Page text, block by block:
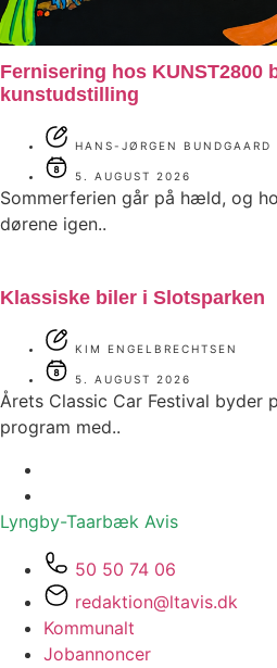
Fernisering hos KUNST2800
kunstudstilling
HANS-JØRGEN BUNDGAARD
5. AUGUST 2026
Sommerferien går på hæld, og
dørene igen..
Klassiske biler i Slotsparken
KIM ENGELBRECHTSEN
5. AUGUST 2026
Årets Classic Car Festival byder
program med..
Lyngby-Taarbæk Avis
50 50 74 06
redaktion@ltavis.dk
Kommunalt
Jobannoncer